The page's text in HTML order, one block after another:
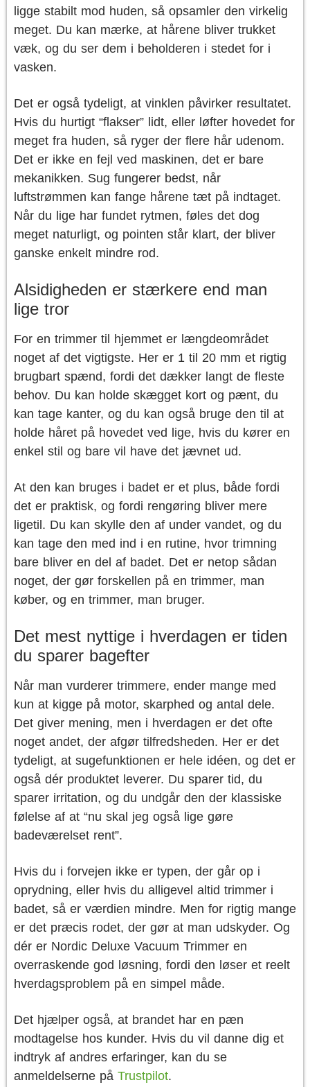
ligge stabilt mod huden, så opsamler den virkelig
meget. Du kan mærke, at hårene bliver trukket
væk, og du ser dem i beholderen i stedet for i
vasken.
Det er også tydeligt, at vinklen påvirker resultatet.
Hvis du hurtigt “flakser” lidt, eller løfter hovedet for
meget fra huden, så ryger der flere hår udenom.
Det er ikke en fejl ved maskinen, det er bare
mekanikken. Sug fungerer bedst, når
luftstrømmen kan fange hårene tæt på indtaget.
Når du lige har fundet rytmen, føles det dog
meget naturligt, og pointen står klart, der bliver
ganske enkelt mindre rod.
Alsidigheden er stærkere end man
lige tror
For en trimmer til hjemmet er længdeområdet
noget af det vigtigste. Her er 1 til 20 mm et rigtig
brugbart spænd, fordi det dækker langt de fleste
behov. Du kan holde skægget kort og pænt, du
kan tage kanter, og du kan også bruge den til at
holde håret på hovedet ved lige, hvis du kører en
enkel stil og bare vil have det jævnet ud.
At den kan bruges i badet er et plus, både fordi
det er praktisk, og fordi rengøring bliver mere
ligetil. Du kan skylle den af under vandet, og du
kan tage den med ind i en rutine, hvor trimning
bare bliver en del af badet. Det er netop sådan
noget, der gør forskellen på en trimmer, man
køber, og en trimmer, man bruger.
Det mest nyttige i hverdagen er tiden
du sparer bagefter
Når man vurderer trimmere, ender mange med
kun at kigge på motor, skarphed og antal dele.
Det giver mening, men i hverdagen er det ofte
noget andet, der afgør tilfredsheden. Her er det
tydeligt, at sugefunktionen er hele idéen, og det er
også dér produktet leverer. Du sparer tid, du
sparer irritation, og du undgår den der klassiske
følelse af at “nu skal jeg også lige gøre
badeværelset rent”.
Hvis du i forvejen ikke er typen, der går op i
oprydning, eller hvis du alligevel altid trimmer i
badet, så er værdien mindre. Men for rigtig mange
er det præcis rodet, der gør at man udskyder. Og
dér er Nordic Deluxe Vacuum Trimmer en
overraskende god løsning, fordi den løser et reelt
hverdagsproblem på en simpel måde.
Det hjælper også, at brandet har en pæn
modtagelse hos kunder. Hvis du vil danne dig et
indtryk af andres erfaringer, kan du se
anmeldelserne på Trustpilot.